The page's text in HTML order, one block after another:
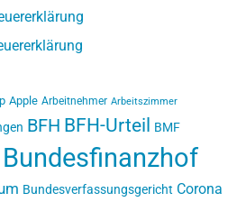
Apple Arbeitnehmer Arbeitszimmer
BFH BFH-Urteil BMF
Bundesfinanzhof
Bundesverfassungsgericht Corona